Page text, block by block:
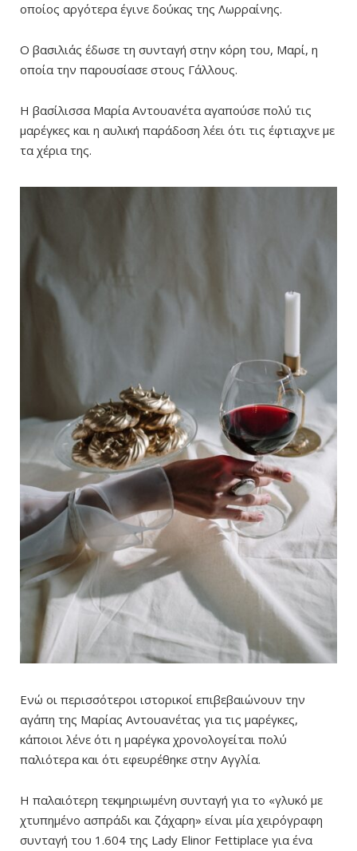
οποίος αργότερα έγινε δούκας της Λωρραίνης.
Ο βασιλιάς έδωσε τη συνταγή στην κόρη του, Μαρί, η
οποία την παρουσίασε στους Γάλλους.
Η βασίλισσα Μαρία Αντουανέτα αγαπούσε πολύ τις
μαρέγκες και η αυλική παράδοση λέει ότι τις έφτιαχνε με
τα χέρια της.
Ενώ οι περισσότεροι ιστορικοί επιβεβαιώνουν την
αγάπη της Μαρίας Αντουανέτας για τις μαρέγκες,
κάποιοι λένε ότι η μαρέγκα χρονολογείται πολύ
παλιότερα και ότι εφευρέθηκε στην Αγγλία.
Η παλαιότερη τεκμηριωμένη συνταγή για το «γλυκό με
χτυπημένο ασπράδι και ζάχαρη» είναι μία χειρόγραφη
συνταγή του 1.604 της Lady Elinor Fettiplace για ένα